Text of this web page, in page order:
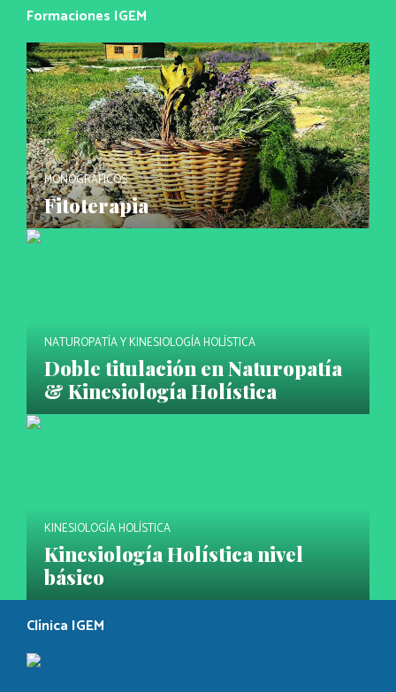
Formaciones IGEM
MONOGRÁFICOS
Fitoterapia
NATUROPATÍA Y KINESIOLOGÍA HOLÍSTICA
Doble titulación en Naturopatía
& Kinesiología Holística
KINESIOLOGÍA HOLÍSTICA
Kinesiología Holística nivel
básico
Clínica IGEM